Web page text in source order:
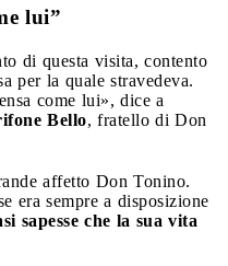
lui”
di questa visita, contento
per la quale stravedeva.
come lui», dice a
Bello, fratello di Don
affetto Don Tonino.
era sempre a disposizione
sapesse che la sua vita